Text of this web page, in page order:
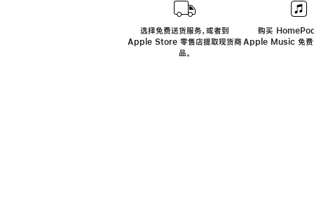
选择免费送货服务，或者到
Apple Store 零售店提取现货商
品。
购买
Apple Music 免费